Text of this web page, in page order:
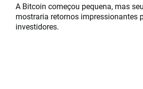
A Bitcoin começou pequena, mas
mostraria retornos impressionantes
investidores.